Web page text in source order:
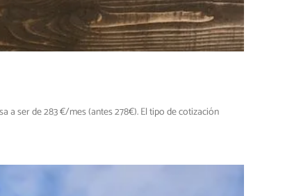
a ser de 283 €/mes (antes 278€). El tipo de cotización